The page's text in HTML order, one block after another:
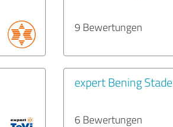
9 Bewertungen
expert Bening Stade
6 Bewertungen